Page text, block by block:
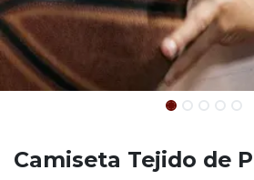
Camiseta Tejido de